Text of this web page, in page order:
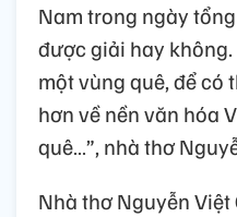
Nam trong ngày
được giải hay
một vùng quê, để có
hơn về nền văn hóa
quê…”, nhà thơ
Nhà thơ Nguyễn